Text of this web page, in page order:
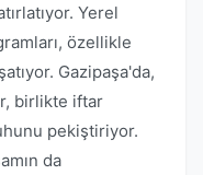
Yerel
özellikle
Gazipaşa'da,
birlikte iftar
pekiştiriyor.
da